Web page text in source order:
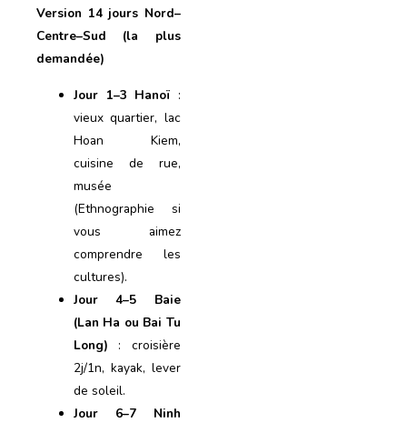
Version 14 jours Nord–
Centre–Sud (la plus
demandée)
Jour 1–3 Hanoï :
vieux quartier, lac
Hoan Kiem,
cuisine de rue,
musée
(Ethnographie si
vous aimez
comprendre les
cultures).
Jour 4–5 Baie
(Lan Ha ou Bai Tu
Long) : croisière
2j/1n, kayak, lever
de soleil.
Jour 6–7 Ninh